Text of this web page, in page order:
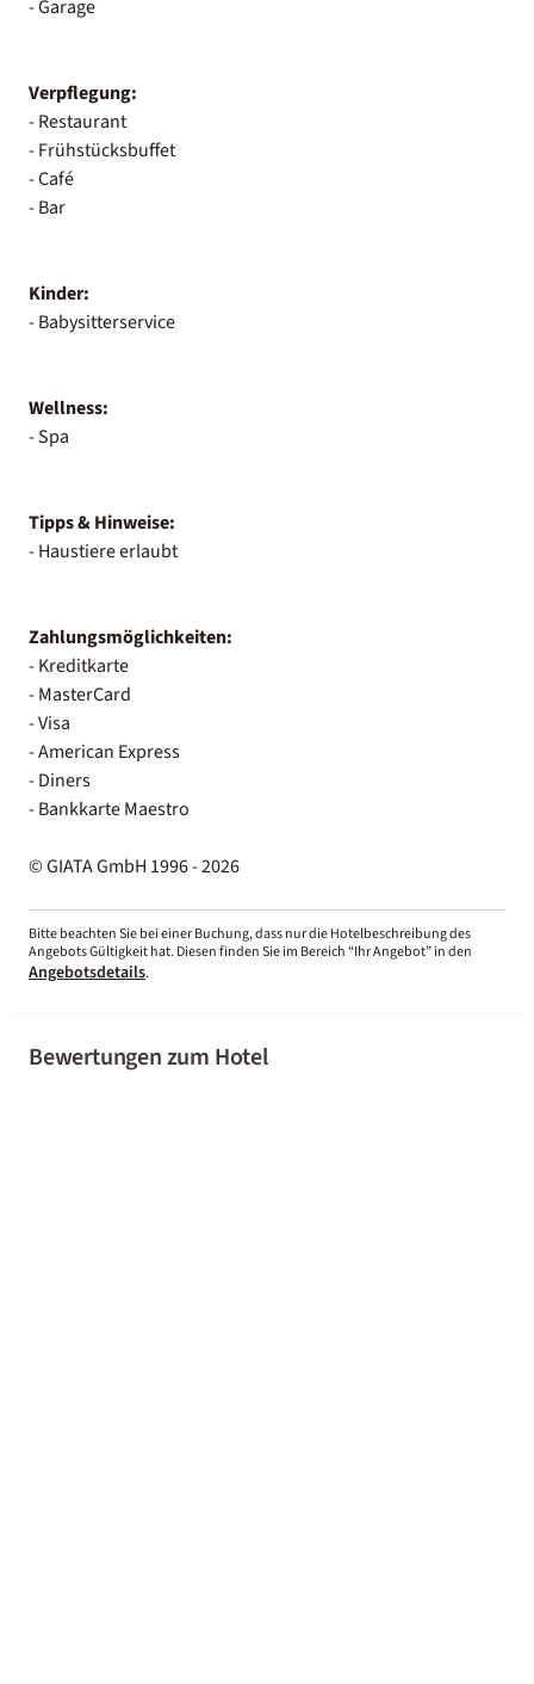
- Garage
Verpflegung:
- Restaurant
- Frühstücksbuffet
- Café
- Bar
Kinder:
- Babysitterservice
Wellness:
- Spa
Tipps & Hinweise:
- Haustiere erlaubt
Zahlungsmöglichkeiten:
- Kreditkarte
- MasterCard
- Visa
- American Express
- Diners
- Bankkarte Maestro
© GIATA GmbH 1996 - 2026
Bitte beachten Sie bei einer Buchung, dass nur die Hotelbeschreibung des
Angebots Gültigkeit hat. Diesen finden Sie im Bereich “Ihr Angebot” in den
Angebotsdetails.
Bewertungen zum Hotel